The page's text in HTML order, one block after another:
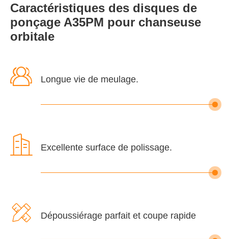
Caractéristiques des disques de
ponçage A35PM pour chanseuse
orbitale
 Longue vie de meulage.
 Excellente surface de polissage.
 Dépoussiérage parfait et coupe rapide